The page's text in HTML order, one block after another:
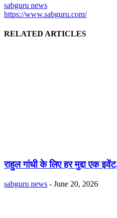
sabguru news
https://www.sabguru.com/
RELATED ARTICLES
राहुल गांधी के लिए हर मुद्दा एक
sabguru news - June 20, 2026